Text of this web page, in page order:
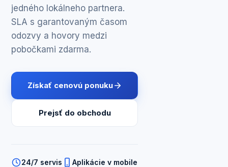
jedného lokálneho partnera.
SLA s garantovaným časom
odozvy a hovory medzi
pobočkami zdarma.
Získať cenovú ponuku
Prejsť do obchodu
24/7 servis
Aplikácie v mobile